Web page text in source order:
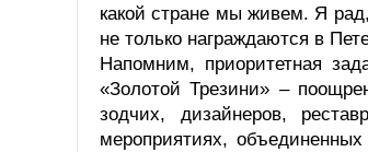
какой стране мы живем. Я
не только награждаются в
Напомним, приоритетная
«Золотой Трезини» –
зодчих, дизайнеров,
мероприятиях,